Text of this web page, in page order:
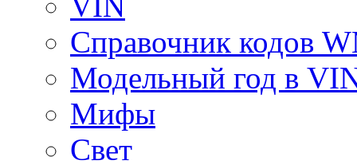
Справочник кодов
Модельный год в
Мифы
Свет